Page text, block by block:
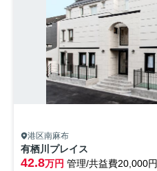
港区南麻布
有栖川プレイス
42.8万円 管理/共益費20,000円